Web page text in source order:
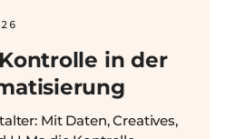
in der
Mit Daten, Creatives,